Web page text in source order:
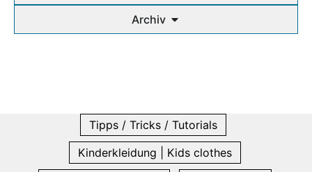
Archiv
Tipps / Tricks / Tutorials
Kinderkleidung | Kids clothes